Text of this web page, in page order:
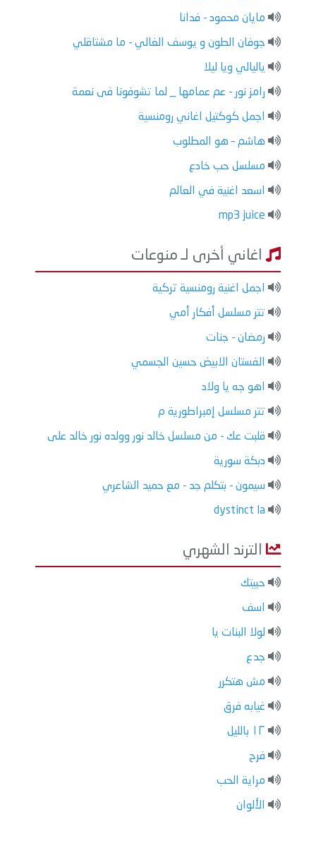
مايان محمود - فدانا
جوفان الطون و يوسف الغالي - ما مشتاقلي
ياليالي ويا ليلا
رامز نور - عم عمامها _ لما تشوفونا فى نعمة
اجمل كوكتيل اغاني رومنسية
هاشم – هو المطلوب
مسلسل حب خادع
اسعد اغنية في العالم
mp3 juice
اغاني أخرى لـ منوعات
اجمل اغنية رومنسية تركية
تتر مسلسل أفكار أمي
رمضان - جنات
الفستان الابيض حسين الجسمي
اهو جه يا ولاد
تتر مسلسل إمبراطورية م
قلبت عك - من مسلسل خالد نور وولده نور خالد على
دبكة سورية
سيمون - بتكلم جد - مع حميد الشاعري
dystinct la
الترند الشهري
حبيتك
اسف
لولا البنات يا
جدع
مش هتكرر
غيابه فرق
١٢ بالليل
فرح
مراية الحب
الألوان